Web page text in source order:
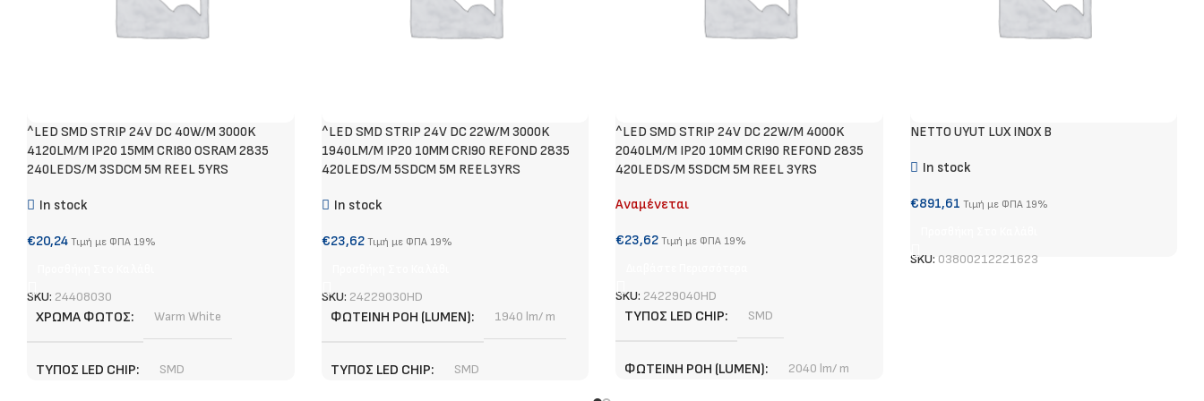
^LED SMD STRIP 24V DC 40W/M 3000K
4120LM/M IP20 15MM CRI80 OSRAM 2835
240LEDS/M 3SDCM 5M REEL 5YRS
In stock
€20,24 Τιμή με ΦΠΑ 19%
SKU: 24408030
ΧΡΏΜΑ ΦΩΤΌΣ Warm White
ΤΎΠΟΣ LED CHIP SMD
^LED SMD STRIP 24V DC 22W/M 3000K
1940LM/M IP20 10MM CRI90 REFOND 2835
420LEDS/M 5SDCM 5M REEL3YRS
In stock
€23,62 Τιμή με ΦΠΑ 19%
SKU: 24229030HD
ΦΩΤΕΙΝΉ ΡΟΉ (LUMEN) 1940 lm/ m
ΤΎΠΟΣ LED CHIP SMD
^LED SMD STRIP 24V DC 22W/M 4000K
2040LM/M IP20 10MM CRI90 REFOND 2835
420LEDS/M 5SDCM 5M REEL 3YRS
Αναμένεται
€23,62 Τιμή με ΦΠΑ 19%
SKU: 24229040HD
ΤΎΠΟΣ LED CHIP SMD
ΦΩΤΕΙΝΉ ΡΟΉ (LUMEN) 2040 lm/ m
NETTO UYUT LUX INOX B
In stock
€891,61 Τιμή με ΦΠΑ 19%
SKU: 03800212221623